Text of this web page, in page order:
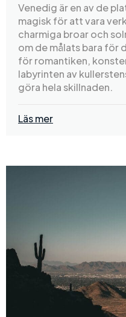
Venedig är en av de
magisk för att vara
charmiga broar och
om de målats bara för
för romantiken,
labyrinten av
göra hela skillnaden.
Läs mer